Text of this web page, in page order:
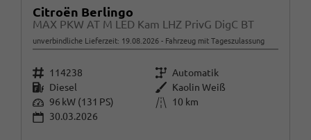
Citroën Berlingo
MAX PKW AT M LED Kam LHZ PrivG DigC BT
unverbindliche Lieferzeit: 19.08.2026 Fahrzeug mit Tageszulassung
Fahrzeugnr. 114238 Getriebe Automatik
Kraftstoff Diesel Außenfarbe
Kaolin Weiß
Leistung 96 kW (131 PS) Kilometerstand
10 km
30.03.2026